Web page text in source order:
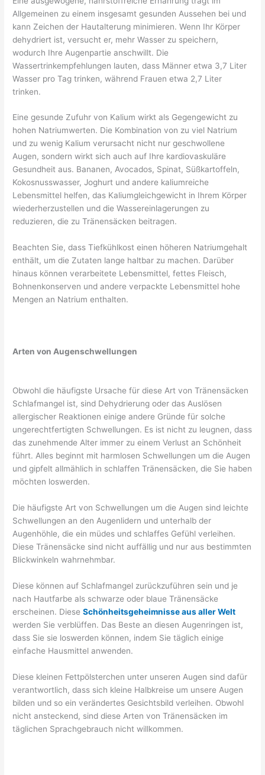
Allgemeinen zu einem insgesamt gesunden Aussehen bei und
kann Zeichen der Hautalterung minimieren. Wenn Ihr Körper
dehydriert ist, versucht er, mehr Wasser zu speichern,
wodurch Ihre Augenpartie anschwillt. Die
Wassertrinkempfehlungen lauten, dass Männer etwa 3,7 Liter
Wasser pro Tag trinken, während Frauen etwa 2,7 Liter
trinken.
Eine gesunde Zufuhr von Kalium wirkt als Gegengewicht zu
hohen Natriumwerten. Die Kombination von zu viel Natrium
und zu wenig Kalium verursacht nicht nur geschwollene
Augen, sondern wirkt sich auch auf Ihre kardiovaskuläre
Gesundheit aus. Bananen, Avocados, Spinat, Süßkartoffeln,
Kokosnusswasser, Joghurt und andere kaliumreiche
Lebensmittel helfen, das Kaliumgleichgewicht in Ihrem Körper
wiederherzustellen und die Wassereinlagerungen zu
reduzieren, die zu Tränensäcken beitragen.
Beachten Sie, dass Tiefkühlkost einen höheren Natriumgehalt
enthält, um die Zutaten lange haltbar zu machen. Darüber
hinaus können verarbeitete Lebensmittel, fettes Fleisch,
Bohnenkonserven und andere verpackte Lebensmittel hohe
Mengen an Natrium enthalten.
Arten von Augenschwellungen
Obwohl die häufigste Ursache für diese Art von Tränensäcken
Schlafmangel ist, sind Dehydrierung oder das Auslösen
allergischer Reaktionen einige andere Gründe für solche
ungerechtfertigten Schwellungen. Es ist nicht zu leugnen, dass
das zunehmende Alter immer zu einem Verlust an Schönheit
führt. Alles beginnt mit harmlosen Schwellungen um die Augen
und gipfelt allmählich in schlaffen Tränensäcken, die Sie haben
möchten loswerden.
Die häufigste Art von Schwellungen um die Augen sind leichte
Schwellungen an den Augenlidern und unterhalb der
Augenhöhle, die ein müdes und schlaffes Gefühl verleihen.
Diese Tränensäcke sind nicht auffällig und nur aus bestimmten
Blickwinkeln wahrnehmbar.
Diese können auf Schlafmangel zurückzuführen sein und je
nach Hautfarbe als schwarze oder blaue Tränensäcke
erscheinen. DieseSchönheitsgeheimnisse aus aller Welt
werden Sie verblüffen. Das Beste an diesen Augenringen ist,
dass Sie sie loswerden können, indem Sie täglich einige
einfache Hausmittel anwenden.
Diese kleinen Fettpölsterchen unter unseren Augen sind dafür
verantwortlich, dass sich kleine Halbkreise um unsere Augen
bilden und so ein verändertes Gesichtsbild verleihen. Obwohl
nicht ansteckend, sind diese Arten von Tränensäcken im
täglichen Sprachgebrauch nicht willkommen.